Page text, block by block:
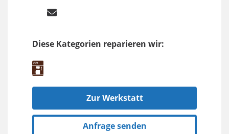
Diese Kategorien reparieren wir:
Zur Werkstatt
Anfrage senden